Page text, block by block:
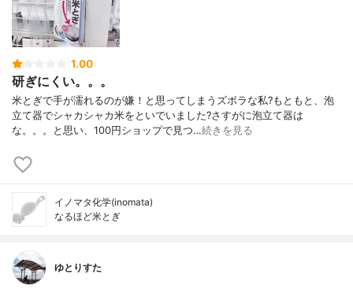
1.00
研ぎにくい。。。
米とぎで手が濡れるのが嫌！と思ってしまうズボラな私?もともと、泡
立て器でシャカシャカ米をといでいました?さすがに泡立て器は
な。。。と思い、100円ショップで見つ…続きを見る
イノマタ化学(inomata)
なるほど米とぎ
ゆとりすた